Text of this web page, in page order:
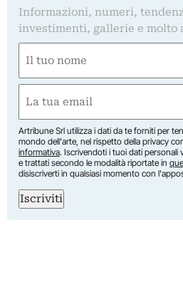
Informazioni, numeri,
investimenti, gallerie e molto
(Required)
First
(Required)
Artribune Srl utilizza i dati da te forniti per
mondo dell'arte, nel rispetto della privacy
informativa. Iscrivendoti i tuoi dati personali
e trattati secondo le modalità riportate in
disiscriverti in qualsiasi momento con
Iscriviti